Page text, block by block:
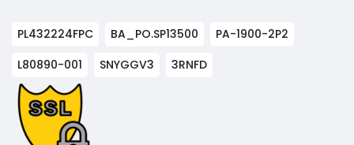
PL432224FPC BA_PO.SP13500
PA-1900-2P2
L80890-001
SNYGGV3 3RNFD